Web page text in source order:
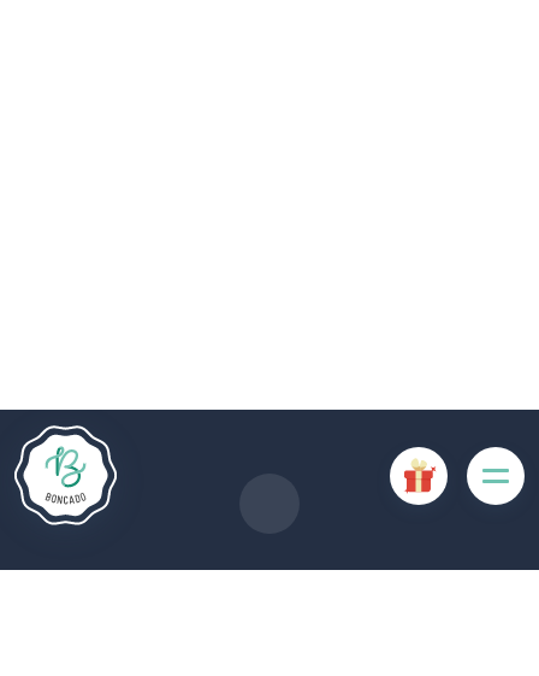
Internet et, s'ils sont désactivés, provoquent une dégradation
de l'expérience utilisateur ou désactivent certaines
fonctionnalités du site. D'autres cookies sont utilisés à des
fins d'analyse ou de marketing.